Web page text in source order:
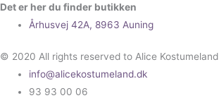
Det er her du finder butikken
Århusvej 42A, 8963 Auning
© 2020 All rights reserved to Alice Kostumeland
info@alicekostumeland.dk
93 93 00 06